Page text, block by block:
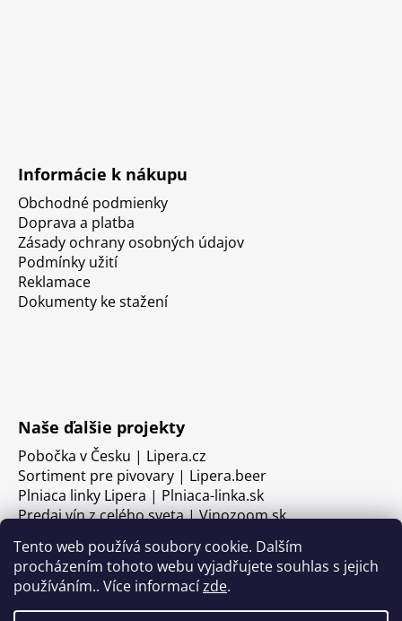
Tento web používá soubory cookie. Dalším
procházením tohoto webu vyjadřujete souhlas s jejich
používáním.. Více informacízde.
Informácie k nákupu
Obchodné podmienky
Doprava a platba
Zásady ochrany osobných údajov
Podmínky užití
Reklamace
Dokumenty ke stažení
Naše ďalšie projekty
Pobočka v Česku | Lipera.cz
Sortiment pre pivovary | Lipera.beer
Plniaca linky Lipera | Plniaca-linka.sk
Predaj vín z celého sveta | Vinozoom.sk